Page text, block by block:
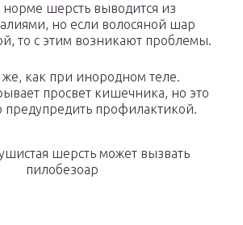
шерсть выводится из
но если волосяной шар
то с этим возникают проблемы.
как при инородном теле.
просвет кишечника, но это
предупредить профилактикой.
шерсть может вызвать
пилобезоар